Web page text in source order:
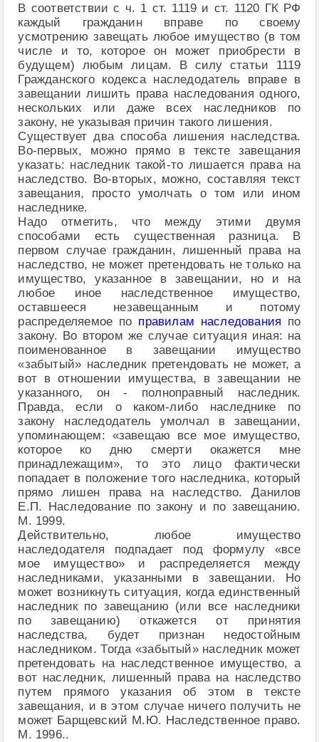
В соответствии с ч. 1 ст. 1119 и ст. 1120 ГК РФ
каждый гражданин вправе по своему
усмотрению завещать любое имущество (в том
числе и то, которое он может приобрести в
будущем) любым лицам. В силу статьи 1119
Гражданского кодекса наследодатель вправе в
завещании лишить права наследования одного,
нескольких или даже всех наследников по
закону, не указывая причин такого лишения.
Существует два способа лишения наследства.
Во-первых, можно прямо в тексте завещания
указать: наследник такой-то лишается права на
наследство. Во-вторых, можно, составляя текст
завещания, просто умолчать о том или ином
наследнике.
Надо отметить, что между этими двумя
способами есть существенная разница. В
первом случае гражданин, лишенный права на
наследство, не может претендовать не только на
имущество, указанное в завещании, но и на
любое иное наследственное имущество,
оставшееся незавещанным и потому
распределяемое по правилам наследования по
закону. Во втором же случае ситуация иная: на
поименованное в завещании имущество
«забытый» наследник претендовать не может, а
вот в отношении имущества, в завещании не
указанного, он - полноправный наследник.
Правда, если о каком-либо наследнике по
закону наследодатель умолчал в завещании,
упоминающем: «завещаю все мое имущество,
которое ко дню смерти окажется мне
принадлежащим», то это лицо фактически
попадает в положение того наследника, который
прямо лишен права на наследство. Данилов
Е.П. Наследование по закону и по завещанию.
М. 1999.
Действительно, любое имущество
наследодателя подпадает под формулу «все
мое имущество» и распределяется между
наследниками, указанными в завещании. Но
может возникнуть ситуация, когда единственный
наследник по завещанию (или все наследники
по завещанию) откажется от принятия
наследства, будет признан недостойным
наследником. Тогда «забытый» наследник может
претендовать на наследственное имущество, а
вот наследник, лишенный права на наследство
путем прямого указания об этом в тексте
завещания, и в этом случае ничего получить не
может Барщевский М.Ю. Наследственное право.
М. 1996..